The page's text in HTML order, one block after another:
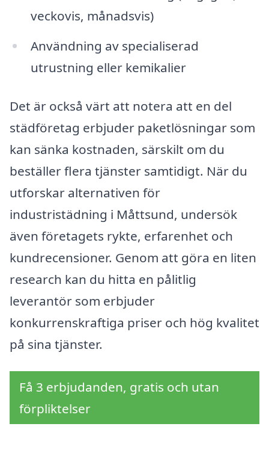
veckovis, månadsvis)
Användning av specialiserad
utrustning eller kemikalier
Det är också värt att notera att en del
städföretag erbjuder paketlösningar som
kan sänka kostnaden, särskilt om du
beställer flera tjänster samtidigt. När du
utforskar alternativen för
industristädning i Måttsund, undersök
även företagets rykte, erfarenhet och
kundrecensioner. Genom att göra en liten
research kan du hitta en pålitlig
leverantör som erbjuder
konkurrenskraftiga priser och hög kvalitet
på sina tjänster.
Få 3 erbjudanden, gratis och utan
förpliktelser